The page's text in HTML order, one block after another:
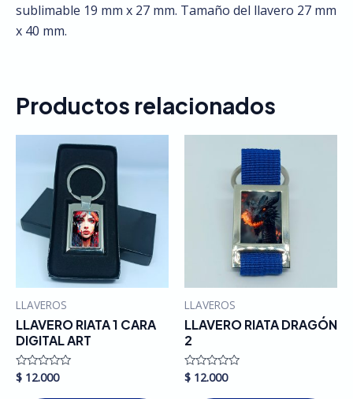
sublimable 19 mm x 27 mm. Tamaño del llavero 27 mm
x 40 mm.
Productos relacionados
LLAVEROS
LLAVERO RIATA 1 CARA
DIGITAL ART
Valorado
en
$ 12.000
LLAVEROS
LLAVERO RIATA DRAGÓN
2
Valorado
en
$ 12.000